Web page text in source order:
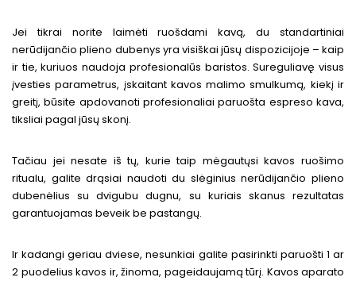
Jei tikrai norite laimėti ruošdami kavą, du standartiniai
nerūdijančio plieno dubenys yra visiškai jūsų dispozicijoje – kaip
ir tie, kuriuos naudoja profesionalūs baristos. Sureguliavę visus
įvesties parametrus, įskaitant kavos malimo smulkumą, kiekį ir
greitį, būsite apdovanoti profesionaliai paruošta espreso kava,
tiksliai pagal jūsų skonį.
Tačiau jei nesate iš tų, kurie taip mėgautųsi kavos ruošimo
ritualu, galite drąsiai naudoti du slėginius nerūdijančio plieno
dubenėlius su dvigubu dugnu, su kuriais skanus rezultatas
garantuojamas beveik be pastangų.
Ir kadangi geriau dviese, nesunkiai galite pasirinkti paruošti 1 ar
2 puodelius kavos ir, žinoma, pageidaujamą tūrį. Kavos aparato